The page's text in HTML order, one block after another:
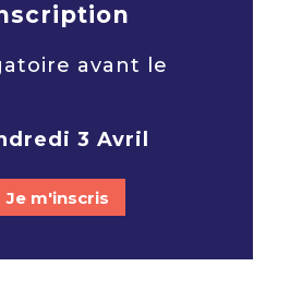
avant le
3 Avril
Je m'inscris